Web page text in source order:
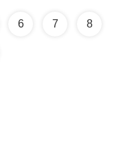
6 7 8